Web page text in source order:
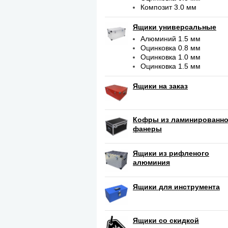
Композит 3.0 мм
Ящики универсальные
Алюминий 1.5 мм
Оцинковка 0.8 мм
Оцинковка 1.0 мм
Оцинковка 1.5 мм
Ящики на заказ
Кофры из
фанеры
Ящики из рифленого
алюминия
Ящики для инструмента
Ящики со скидкой